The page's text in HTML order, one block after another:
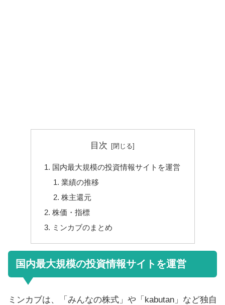
目次
国内最大規模の投資情報サイトを運営
業績の推移
株主還元
株価・指標
ミンカブのまとめ
国内最大規模の投資情報サイトを運営
ミンカブは、「みんなの株式」や「kabutan」など独自